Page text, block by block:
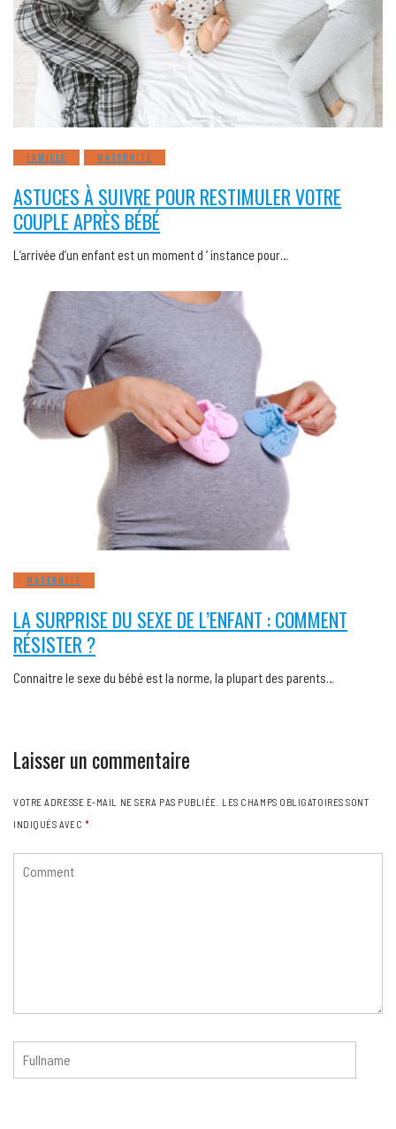
FAMILLE MATERNITÉ
ASTUCES À SUIVRE POUR RESTIMULER VOTRE
COUPLE APRÈS BÉBÉ
L’arrivée d’un enfant est un moment d ‘ instance pour…
MATERNITÉ
LA SURPRISE DU SEXE DE L’ENFANT : COMMENT
RÉSISTER ?
Connaitre le sexe du bébé est la norme, la plupart des parents…
Laisser un commentaire
VOTRE ADRESSE E-MAIL NE SERA PAS PUBLIÉE.
LES CHAMPS OBLIGATOIRES SONT
INDIQUÉS AVEC *